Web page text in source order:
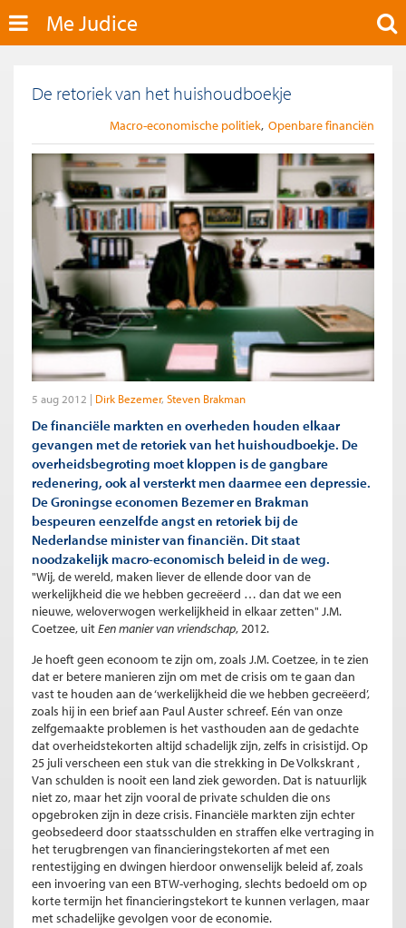
Me Judice
De retoriek van het huishoudboekje
Macro-economische politiek Openbare financiën
5 aug 2012 Dirk Bezemer Steven Brakman
De financiële markten en overheden houden elkaar
gevangen met de retoriek van het huishoudboekje. De
overheidsbegroting moet kloppen is de gangbare
redenering, ook al versterkt men daarmee een depressie.
De Groningse economen Bezemer en Brakman
bespeuren eenzelfde angst en retoriek bij de
Nederlandse minister van financiën. Dit staat
noodzakelijk macro-economisch beleid in de weg.
"Wij, de wereld, maken liever de ellende door van de
werkelijkheid die we hebben gecreëerd … dan dat we een
nieuwe, weloverwogen werkelijkheid in elkaar zetten" J.M.
Coetzee, uitEen manier van vriendschap, 2012.
Je hoeft geen econoom te zijn om, zoals J.M. Coetzee, in te zien
dat er betere manieren zijn om met de crisis om te gaan dan
vast te houden aan de ‘werkelijkheid die we hebben gecreëerd’,
zoals hij in een brief aan Paul Auster schreef. Eén van onze
zelfgemaakte problemen is het vasthouden aan de gedachte
dat overheidstekorten altijd schadelijk zijn, zelfs in crisistijd. Op
25 juli verscheen een stuk van die strekking in De Volkskrant ,
Van schulden is nooit een land ziek geworden. Dat is natuurlijk
niet zo, maar het zijn vooral de private schulden die ons
opgebroken zijn in deze crisis. Financiële markten zijn echter
geobsedeerd door staatsschulden en straffen elke vertraging in
het terugbrengen van financieringstekorten af met een
rentestijging en dwingen hierdoor onwenselijk beleid af, zoals
een invoering van een BTW-verhoging, slechts bedoeld om op
korte termijn het financieringstekort te kunnen verlagen, maar
met schadelijke gevolgen voor de economie.